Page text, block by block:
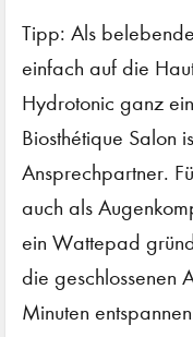
Tipp: Als
einfach auf die
Hydrotonic ganz
Biosthétique Salon
Ansprechpartner.
auch als
ein Wattepad
die geschlossenen
Minuten